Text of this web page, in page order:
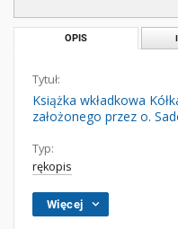
OPIS
Tytuł:
Książka wkładkowa
założonego przez o.
Typ:
rękopis
Więcej